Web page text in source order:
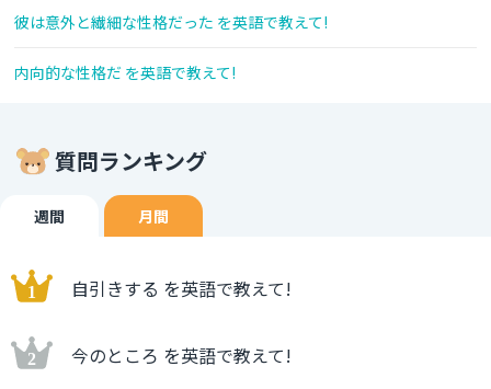
彼は意外と繊細な性格だった を英語で教えて!
内向的な性格だ を英語で教えて!
質問ランキング
週間 月間
自引きする を英語で教えて!
今のところ を英語で教えて!